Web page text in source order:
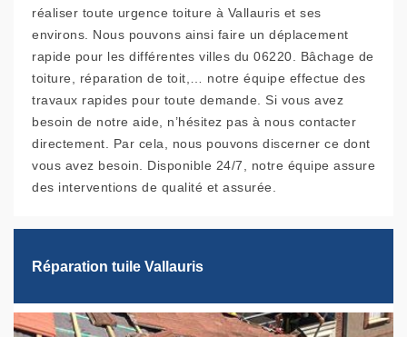
réaliser toute urgence toiture à Vallauris et ses
environs. Nous pouvons ainsi faire un déplacement
rapide pour les différentes villes du 06220. Bâchage de
toiture, réparation de toit,… notre équipe effectue des
travaux rapides pour toute demande. Si vous avez
besoin de notre aide, n’hésitez pas à nous contacter
directement. Par cela, nous pouvons discerner ce dont
vous avez besoin. Disponible 24/7, notre équipe assure
des interventions de qualité et assurée.
Réparation tuile Vallauris